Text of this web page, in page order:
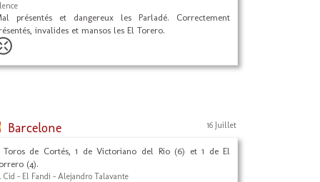
présentés et dangereux les Parladé. Correctement
invalides et mansos les El Torero.
Barcelone 16 Juillet
Toros de Cortés, 1 de Victoriano del Rio (6) et 1 de El
(4).
Cid - El Fandi - Alejandro Talavante